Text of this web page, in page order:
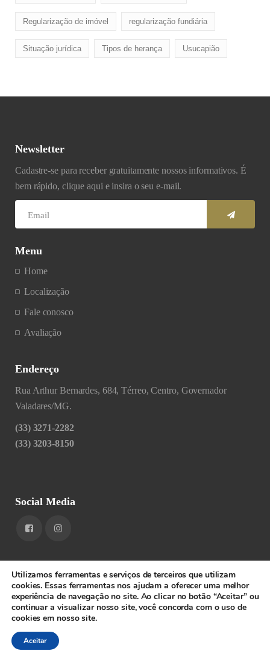
Regularização de imóvel regularização fundiária
Situação jurídica Tipos de herança Usucapião
Newsletter
Cadastre-se para receber gratuitamente nossos informativos. É
bem rápido, clique aqui e insira o seu e-mail.
Menu
Home
Localização
Fale conosco
Avaliação
Endereço
Rua Arthur Bernardes, 684, Térreo, Centro, Governador
Valadares/MG.
(33) 3271-2282
(33) 3203-8150
Social Media
1RIGV - CNPJ: 20.685.380/0001-52 - Todos os direitos
Utilizamos ferramentas e serviços de terceiros que utilizam
cookies. Essas ferramentas nos ajudam a oferecer uma melhor
experiência de navegação no site. Ao clicar no botão “Aceitar” ou
continuar a visualizar nosso site, você concorda com o uso de
cookies em nosso site.
Aceitar